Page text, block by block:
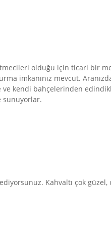
olduğu için ticari bir
imkanınız mevcut.
kendi bahçelerinden
sunuyorlar.
Kahvaltı çok güzel,